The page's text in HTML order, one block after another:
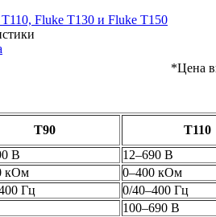
Fluke T130 и Fluke T150
*Цена
T90 T110
В 12–690 В
кОм 0–400 кОм
Гц 0/40–400 Гц
100–690 В